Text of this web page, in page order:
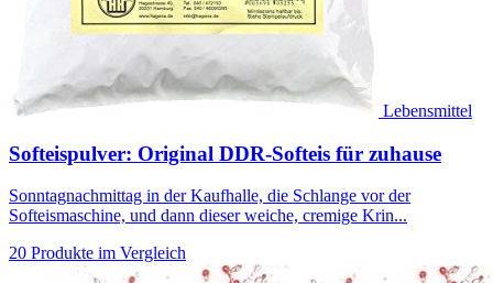
Lebensmittel
Softeispulver: Original DDR-Softeis für zuhause
Sonntagnachmittag in der Kaufhalle, die Schlange vor der
Softeismaschine, und dann dieser weiche, cremige Krin...
20 Produkte im Vergleich